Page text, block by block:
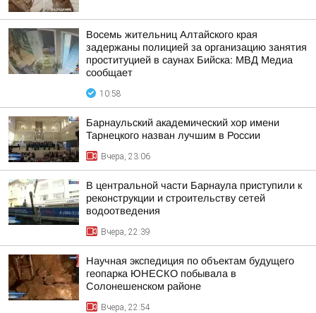
Восемь жительниц Алтайского края
задержаны полицией за организацию занятия
проституцией в саунах Бийска: МВД Медиа
сообщает
10:58
Барнаульский академический хор имени
Тарнецкого назван лучшим в России
Вчера, 23:06
В центральной части Барнаула приступили к
реконструкции и строительству сетей
водоотведения
Вчера, 22:39
Научная экспедиция по объектам будущего
геопарка ЮНЕСКО побывала в
Солонешенском районе
Вчера, 22:54